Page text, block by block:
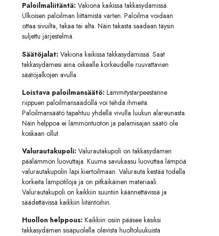
Paloilmaliitäntä: Vakiona kaikissa takkasydämissä.
Ulkoisen paloilman liittämistä varten. Paloilma voidaan
ottaa sivuilta, takaa tai alta. Näin takasta saadaan täysin
suljettu järjestelmä.
Säätöjalat: Vakiona kaikissa takkasydämissä. Saat
takkasydämesi aina oikealle korkeudelle ruuvattavien
säätöjalkojen avulla.
Loistava paloilmansäätö: Lämmitystarpeestanne
riippuen paloilmansäädöllä voi tehdä ihmeitä.
Paloilmansäätö tapahtuu yhdellä vivulla luukun alareunasta.
Näin helppoa ei lämmöntuoton ja palamisajan säätö ole
koskaan ollut.
Valurautakupoli: Valurautakupoli on takkasydämen
päälämmön luovuttaja. Kuuma savukaasu luovuttaa lämpöä
valurautakupolin läpi kiertoilmaan. Valurauta kestää todella
korkeita lämpötiloja ja on pitkäikäinen materiaali.
Valurautakupoli on kaikkiin suuntiin käännettävissä ja
säädettävissä kaikkiin liitäntöihin.
Huollon helppous: Kaikkiin osiin pääsee käsiksi
takkasydämen sisäpuolella olevista huoltoluukuista